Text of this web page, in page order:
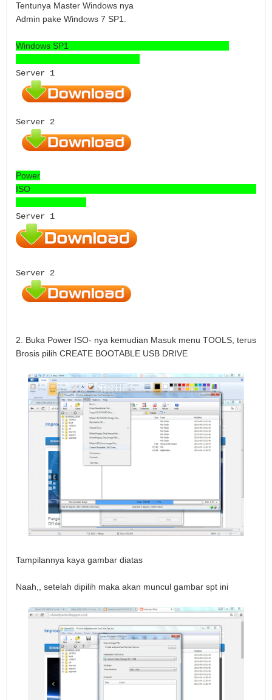
Tentunya Master Windows nya
Admin pake Windows 7 SP1.
Windows SP1
Server 1
Server 2
Power
ISO
Server 1
Server 2
2. Buka Power ISO- nya kemudian Masuk menu TOOLS, terus
Brosis pilih CREATE BOOTABLE USB DRIVE
Tampilannya kaya gambar diatas
Naah,, setelah dipilih maka akan muncul gambar spt ini